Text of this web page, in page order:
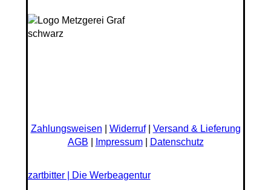
Zahlungsweisen Widerruf| Versand & Lieferung
AGB
Impressum| Datenschutz
zartbitter | Die Werbeagentur